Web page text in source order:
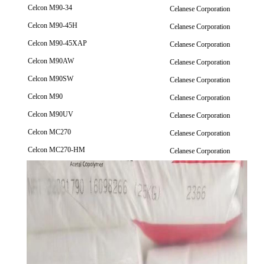
Celcon M90-34
Celanese Corporation
Celcon M90-45H
Celanese Corporation
Celcon M90-45XAP
Celanese Corporation
Celcon M90AW
Celanese Corporation
Celcon M90SW
Celanese Corporation
Celcon M90
Celanese Corporation
Celcon M90UV
Celanese Corporation
Celcon MC270
Celanese Corporation
Celcon MC270-HM
Celanese Corporation